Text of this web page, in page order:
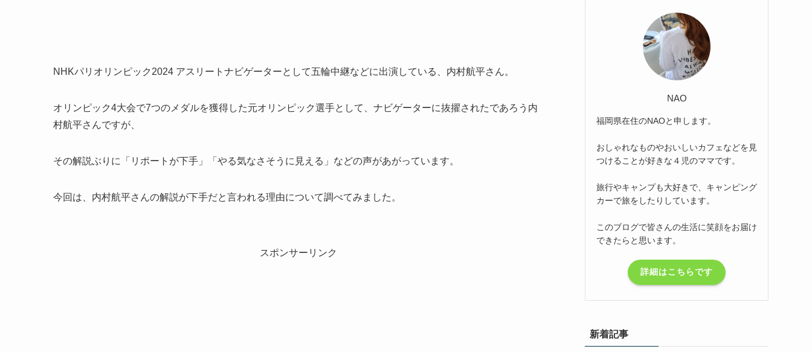
NHKパリオリンピック2024 アスリートナビゲーターとして五輪中継などに出演している、内村航平さん。
オリンピック4大会で7つのメダルを獲得した元オリンピック選手として、ナビゲーターに抜擢されたであろう内
村航平さんですが、
その解説ぶりに「リポートが下手」「やる気なさそうに見える」などの声があがっています。
今回は、内村航平さんの解説が下手だと言われる理由について調べてみました。
スポンサーリンク
NAO
福岡県在住のNAOと申します。
おしゃれなものやおいしいカフェなどを見
つけることが好きな４児のママです。
旅行やキャンプも大好きで、キャンピング
カーで旅をしたりしています。
このブログで皆さんの生活に笑顔をお届け
できたらと思います。
詳細はこちらです
新着記事